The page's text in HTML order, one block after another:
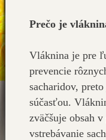
Prečo je
Vláknina je pre
prevencie
sacharidov,
súčasťou.
zväčšuje obsah
vstrebávanie